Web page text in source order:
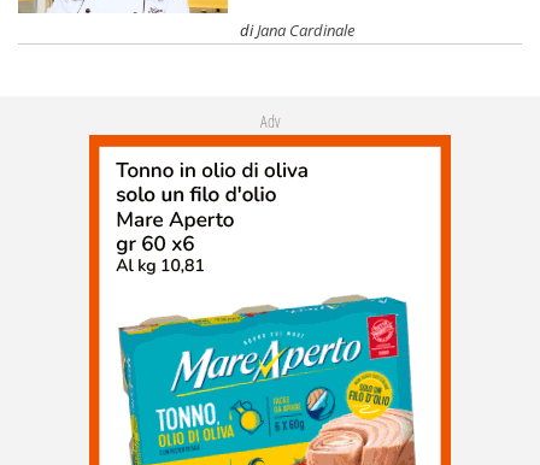
diJana Cardinale
Adv